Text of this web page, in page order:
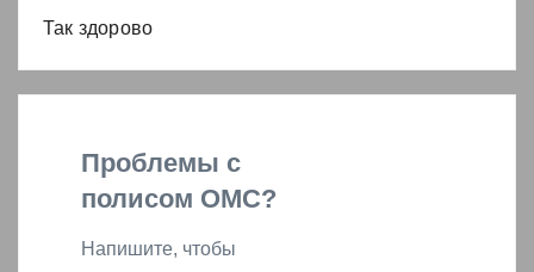
Так здорово
Проблемы с
полисом ОМС?
Напишите, чтобы